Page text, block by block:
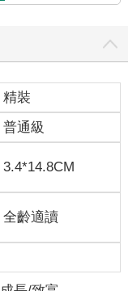
一本書會更詳細地
像愛因斯坦發現E =
到二十個表現良好、
收益的情況下大幅
可以像在紙上的理
資的聖杯」，因為
的另一個關鍵時
無論你擁有一家飯
你的企業都會產生
只有一個來得好，
一個的綜效大（當
不知道這一點，他
票、債券經理管理
精裝
普通級
3.4*14.8CM
全齡適讀